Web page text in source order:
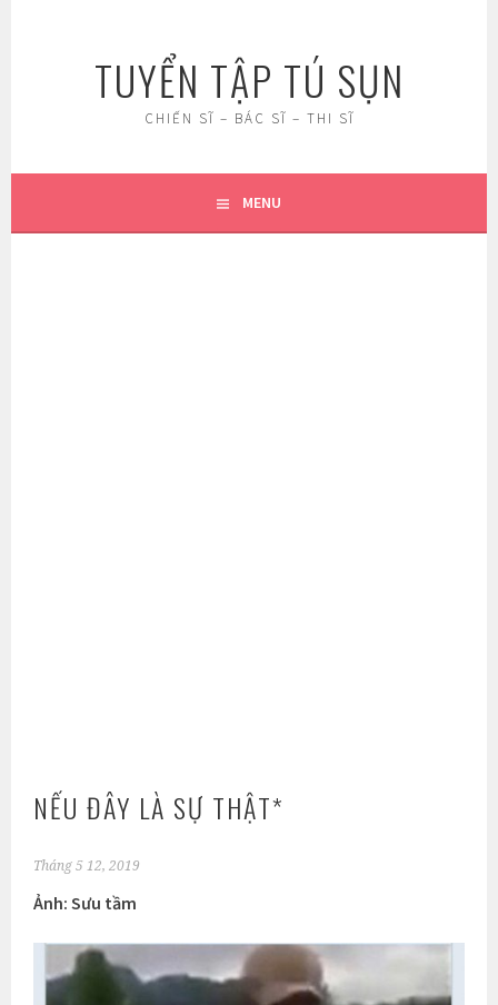
TUYỂN TẬP TÚ SỤN
CHIẾN SĨ – BÁC SĨ – THI SĨ
MENU
NẾU ĐÂY LÀ SỰ THẬT*
Tháng 5 12, 2019
Ảnh: Sưu tầm